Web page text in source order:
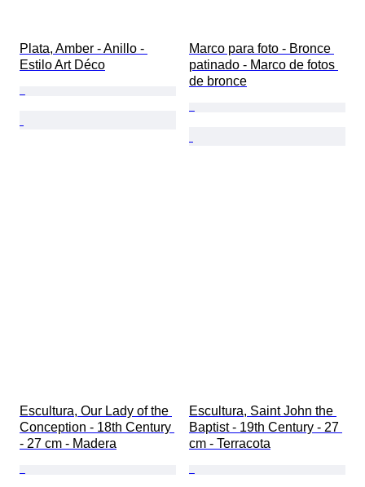
Plata, Amber - Anillo -
Estilo Art Déco
Marco para foto - Bronce
patinado - Marco de fotos
de bronce
Escultura, Our Lady of the
Conception - 18th Century
- 27 cm - Madera
Escultura, Saint John the
Baptist - 19th Century - 27
cm - Terracota